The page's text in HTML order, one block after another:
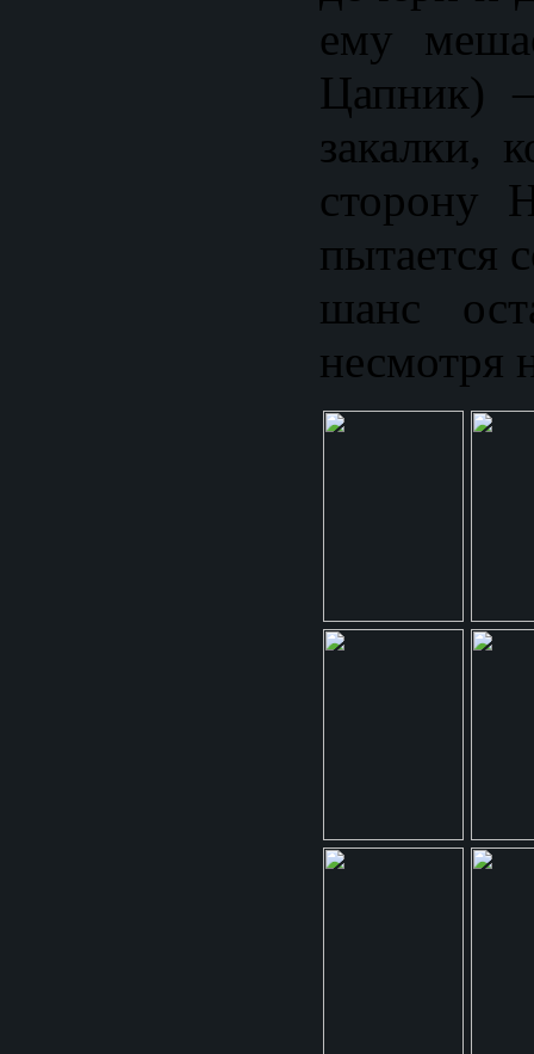
ему
Цапник)
закалки,
сторону
пытается
шанс
несмотря